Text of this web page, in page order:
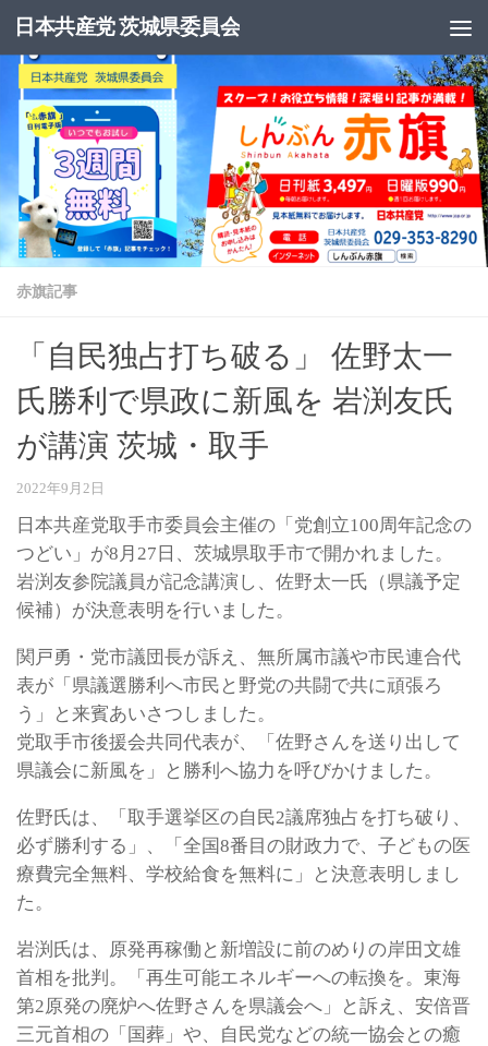
コンテンツへスキップ
日本共産党 茨城県委員会
赤旗記事
「自民独占打ち破る」 佐野太一
氏勝利で県政に新風を 岩渕友氏
が講演 茨城・取手
2022年9月2日
日本共産党取手市委員会主催の「党創立100周年記念の
つどい」が8月27日、茨城県取手市で開かれました。
岩渕友参院議員が記念講演し、佐野太一氏（県議予定
候補）が決意表明を行いました。
関戸勇・党市議団長が訴え、無所属市議や市民連合代
表が「県議選勝利へ市民と野党の共闘で共に頑張ろ
う」と来賓あいさつしました。
党取手市後援会共同代表が、「佐野さんを送り出して
県議会に新風を」と勝利へ協力を呼びかけました。
佐野氏は、「取手選挙区の自民2議席独占を打ち破り、
必ず勝利する」、「全国8番目の財政力で、子どもの医
療費完全無料、学校給食を無料に」と決意表明しまし
た。
岩渕氏は、原発再稼働と新増設に前のめりの岸田文雄
首相を批判。「再生可能エネルギーへの転換を。東海
第2原発の廃炉へ佐野さんを県議会へ」と訴え、安倍晋
三元首相の「国葬」や、自民党などの統一協会との癒